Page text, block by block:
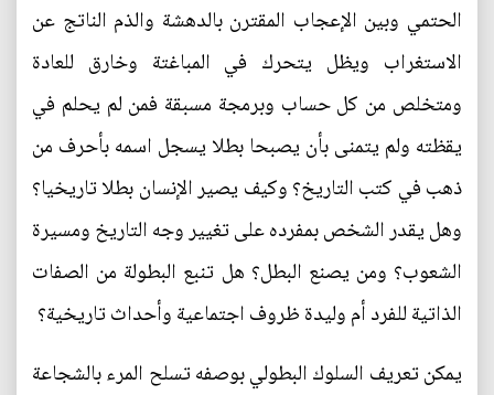
الحتمي وبين الإعجاب المقترن بالدهشة والذم الناتج عن
الاستغراب ويظل يتحرك في المباغتة وخارق للعادة
ومتخلص من كل حساب وبرمجة مسبقة فمن لم يحلم في
يقظته ولم يتمنى بأن يصبحا بطلا يسجل اسمه بأحرف من
ذهب في كتب التاريخ؟ وكيف يصير الإنسان بطلا تاريخيا؟
وهل يقدر الشخص بمفرده على تغيير وجه التاريخ ومسيرة
الشعوب؟ ومن يصنع البطل؟ هل تنبع البطولة من الصفات
الذاتية للفرد أم وليدة ظروف اجتماعية وأحداث تاريخية؟
يمكن تعريف السلوك البطولي بوصفه تسلح المرء بالشجاعة